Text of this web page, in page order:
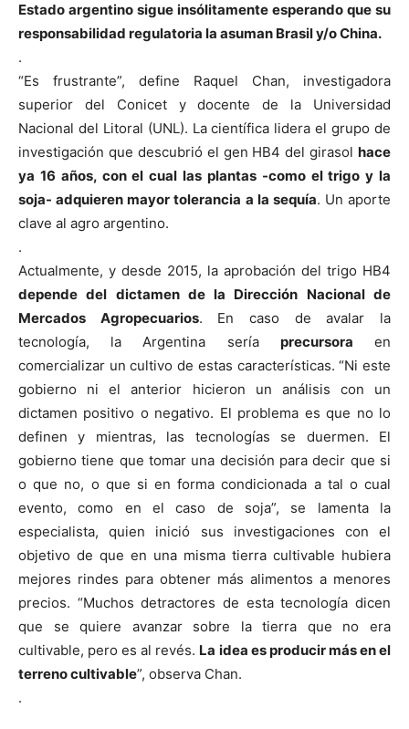
Estado argentino sigue insólitamente esperando que su
responsabilidad regulatoria la asuman Brasil y/o China.
.
“Es frustrante”, define Raquel Chan, investigadora
superior del Conicet y docente de la Universidad
Nacional del Litoral (UNL). La científica lidera el grupo de
investigación que descubrió el gen HB4 del girasol hace
ya 16 años, con el cual las plantas -como el trigo y la
soja- adquieren mayor tolerancia a la sequía. Un aporte
clave al agro argentino.
.
Actualmente, y desde 2015, la aprobación del trigo HB4
depende del dictamen de la Dirección Nacional de
Mercados Agropecuarios. En caso de avalar la
tecnología, la Argentina sería precursora en
comercializar un cultivo de estas características. “Ni este
gobierno ni el anterior hicieron un análisis con un
dictamen positivo o negativo. El problema es que no lo
definen y mientras, las tecnologías se duermen. El
gobierno tiene que tomar una decisión para decir que si
o que no, o que si en forma condicionada a tal o cual
evento, como en el caso de soja”, se lamenta la
especialista, quien inició sus investigaciones con el
objetivo de que en una misma tierra cultivable hubiera
mejores rindes para obtener más alimentos a menores
precios. “Muchos detractores de esta tecnología dicen
que se quiere avanzar sobre la tierra que no era
cultivable, pero es al revés. La idea es producir más en el
terreno cultivable”, observa Chan.
.